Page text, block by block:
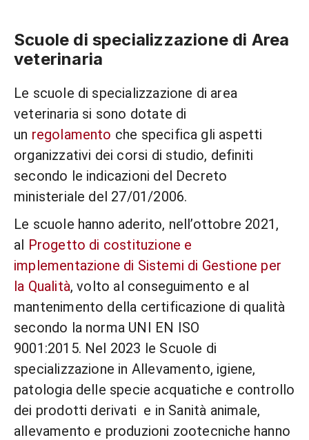
Scuole di specializzazione di Area
veterinaria
Le scuole di specializzazione di area
veterinaria si sono dotate di
un regolamento che specifica gli aspetti
organizzativi dei corsi di studio, definiti
secondo le indicazioni del Decreto
ministeriale del 27/01/2006.
Le scuole hanno aderito, nell’ottobre 2021,
al Progetto di costituzione e
implementazione di Sistemi di Gestione per
la Qualità, volto al conseguimento e al
mantenimento della certificazione di qualità
secondo la norma UNI EN ISO
9001:2015. Nel 2023 le Scuole di
specializzazione in Allevamento, igiene,
patologia delle specie acquatiche e controllo
dei prodotti derivati e in Sanità animale,
allevamento e produzioni zootecniche hanno